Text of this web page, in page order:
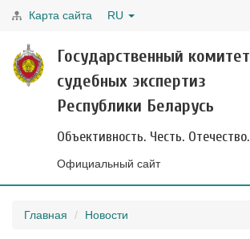
Карта сайта RU
Государственный комитет
судебных экспертиз
Республики Беларусь
Объективность. Честь. Отечество.
Официальный сайт
Главная Новости